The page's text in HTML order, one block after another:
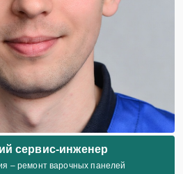
сервис-инженер
– ремонт варочных панелей